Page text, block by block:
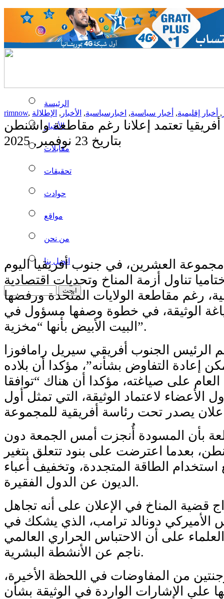
الرئيسة
الأخبار
مقابلات
تحقيقات
حوادث
مواقع
من نحن
اتصل بنا
rimnow, , أخبار إقليمية, أخبار سياسية, اخبارسياسية, الأخبار , الإطلالة
بتاريخ 23 نوفمبر, 2025
العشرين، في جنوب أفريقيا اليوم
تناول أزمة المناخ وتحديات اقتصادية
رغم مقاطعة الولايات المتحدة ورفضها
الوثيقة، في خطوة وصفها مسؤول في
البيت الأبيض بأنها “مخزية”.
الرئيس الجنوب أفريقي سيريل رامافوزا
إعادة التفاوض بشأنه”، مؤكدا أن بلاده
على صياغته، مؤكدا أن هناك “توافقا
الأعضاء لاعتماد الوثيقة، التي تمثل أول
بأن المسودة أُنجزت أمس الجمعة دون
بعدما اعترضت على بنود تتعلق بتغير
استخدام الطاقة المتجددة، وتخفيف أعباء
الديون عن الدول الفقيرة.
قضية المناخ في الإعلان على أنه تجاهل
الأميركي دونالد ترامب، الذي يشكك في
العلماء على أن الاحتباس الحراري العالمي
ناجم عن الأنشطة البشرية.
من المفاوضات في اللحظة الأخيرة،
على الإشارات الواردة في الوثيقة بشأن